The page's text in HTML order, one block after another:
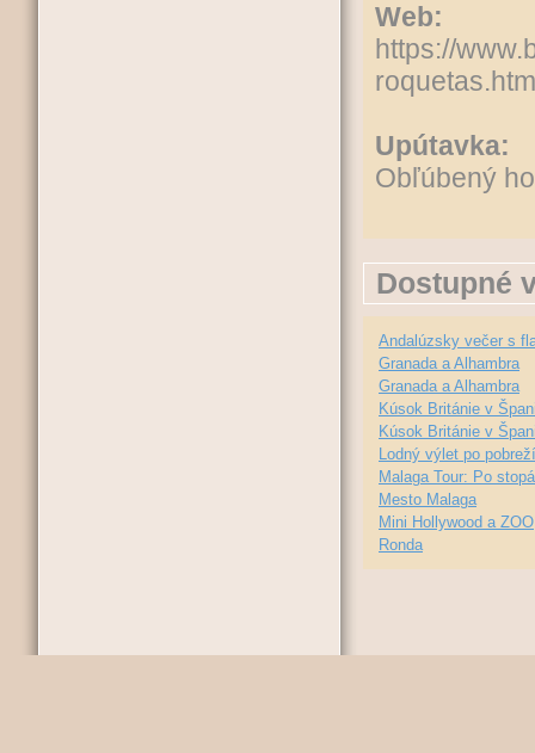
Web:
https://
Upútavka:
Obľúbený
Dostupné
Andalúzsky večer s
Granada a Alhambra
Granada a Alhambra
Kúsok Británie v
Kúsok Británie v
Lodný výlet po pobreží
Malaga Tour: Po
Mesto Malaga
Mini Hollywood a ZOO
Ronda